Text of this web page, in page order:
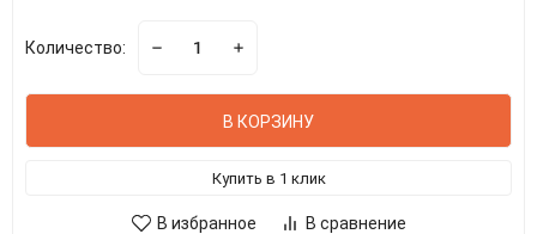
Количество:
В КОРЗИНУ
Купить в 1 клик
В избранное В сравнение